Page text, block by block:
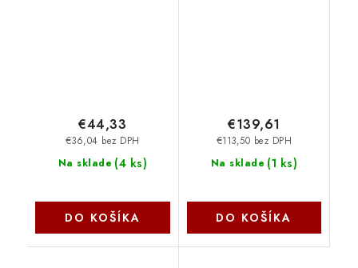
Na sklade (4 ks)
€36,04 bez DPH
€44,33
DO KOŠÍKA
Na sklade (1 ks)
€113,50 bez DPH
€139,61
DO KOŠÍKA